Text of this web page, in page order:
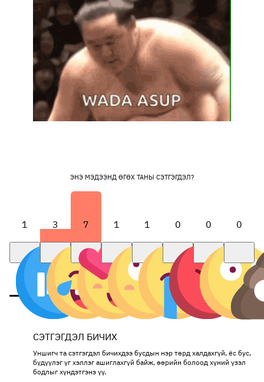
ЭНЭ МЭДЭЭНД ӨГӨХ ТАНЫ СЭТГЭГДЭЛ?
1 3 7 1 1 0 0 0
СЭТГЭГДЭЛ БИЧИХ
Уншигч та сэтгэгдэл бичихдээ бусдын нэр төрд халдахгүй, ёс бус,
бүдүүлэг үг хэллэг ашиглахгүй байж, өөрийн болоод хүний үзэл
бодлыг хүндэтгэнэ үү.